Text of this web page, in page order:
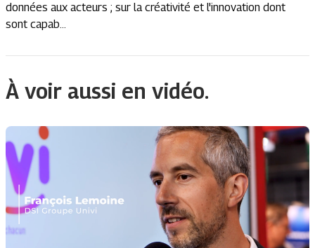
données aux acteurs ; sur la créativité et l'innovation dont
sont capab...
À voir aussi en vidéo.